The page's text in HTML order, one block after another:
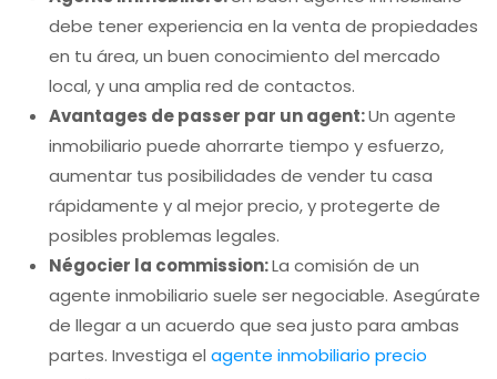
debe tener experiencia en la venta de propiedades
en tu área, un buen conocimiento del mercado
local, y una amplia red de contactos.
Avantages de passer par un agent:Un agente
inmobiliario puede ahorrarte tiempo y esfuerzo,
aumentar tus posibilidades de vender tu casa
rápidamente y al mejor precio, y protegerte de
posibles problemas legales.
Négocier la commission:La comisión de un
agente inmobiliario suele ser negociable. Asegúrate
de llegar a un acuerdo que sea justo para ambas
partes. Investiga el agente inmobiliario precio